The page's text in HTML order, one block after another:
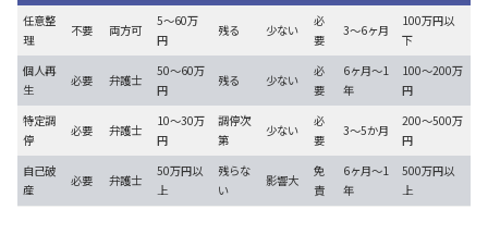
任意整
理
不要 両方可
5～60万
円
残る 少ない
必
要
3～6ヶ月
100万円以
下
個人再
生
必要 弁護士
50～60万
円
残る 少ない
必
要
6ヶ月～1
年
100～200万
円
特定調
停
必要 弁護士
10～30万
円
調停次
第
少ない
必
要
3～5か月
200～500万
円
自己破
産
必要 弁護士
50万円以
上
残らな
い
影響大
免
責
6ヶ月～1
年
500万円以
上